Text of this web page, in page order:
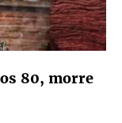
80, morre